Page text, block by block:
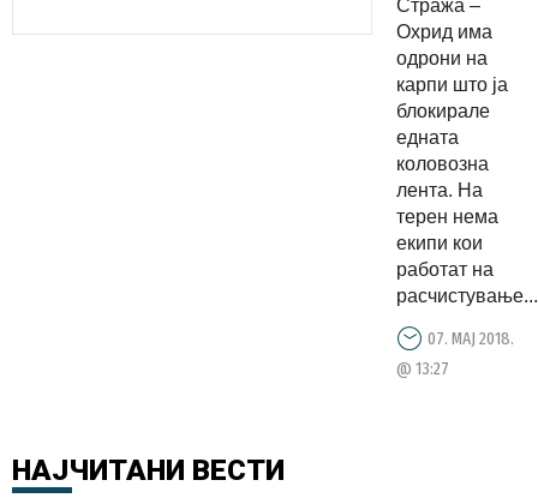
коловозна
лента на
патот
Стража –
Охрид
Стража –
Охрид има
одрони на
карпи што ја
блокирале
едната
коловозна
лента. На
терен нема
екипи кои
работат на
расчистување...
07. МАЈ 2018.
@ 13:27
НАЈЧИТАНИ ВЕСТИ